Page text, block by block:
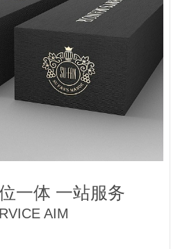
一体 一站服务
AIM